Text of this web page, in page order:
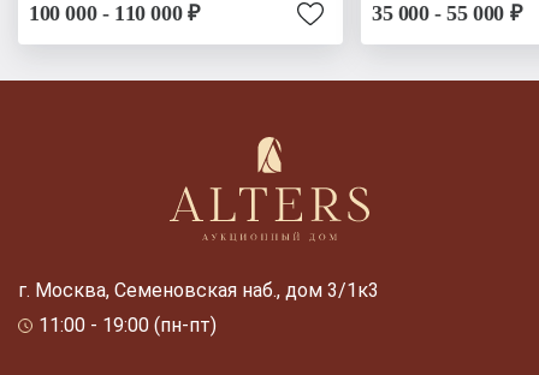
100 000 - 110 000 ₽ 35 000 - 55 000 ₽
г. Москва, Семеновская наб., дом 3/1к3
11:00 - 19:00 (пн-пт)